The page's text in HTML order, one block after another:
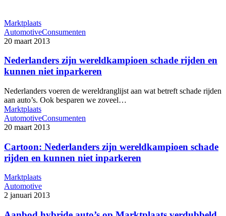
Marktplaats
AutomotiveConsumenten
20 maart 2013
Nederlanders zijn wereldkampioen schade rijden en
kunnen niet inparkeren
Nederlanders voeren de wereldranglijst aan wat betreft schade rijden
aan auto’s. Ook besparen we zoveel…
Marktplaats
AutomotiveConsumenten
20 maart 2013
Cartoon: Nederlanders zijn wereldkampioen schade
rijden en kunnen niet inparkeren
Marktplaats
Automotive
2 januari 2013